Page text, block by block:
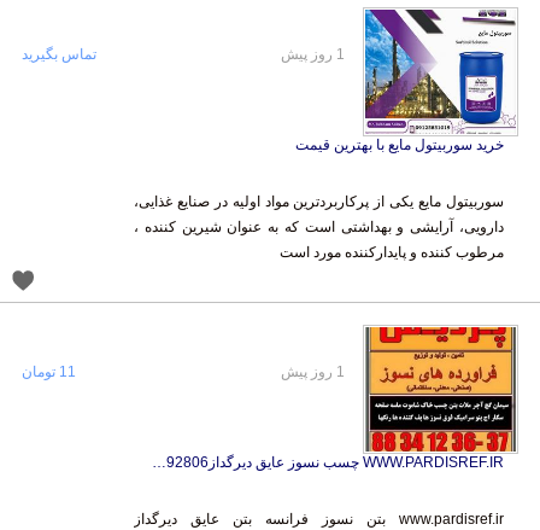
خرید سوربیتول مایع با بهترین قیمت
سوربیتول مایع یکی از پرکاربردترین مواد اولیه در صنایع غذایی،
دارویی، آرایشی و بهداشتی است که به عنوان شیرین کننده ،
مرطوب کننده و پایدارکننده مورد است
تماس بگیرید
WWW.PARDISREF.IR چسب نسوز عایق دیرگداز09122792806
www.pardisref.ir بتن نسوز فرانسه بتن عایق دیرگداز
www.pardisref.ir بتن نسوز فرانسه بتن عایق دیرگداز فرآورده
11 تومان